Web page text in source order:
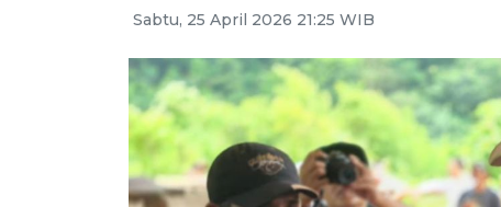
Sabtu, 25 April 2026 21:25 WIB